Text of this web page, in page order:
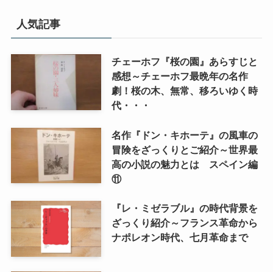
人気記事
チェーホフ『桜の園』あらすじと
感想～チェーホフ最晩年の名作
劇！桜の木、無常、移ろいゆく時
代・・・
名作『ドン・キホーテ』の風車の
冒険をざっくりとご紹介～世界最
高の小説の魅力とは スペイン編
⑪
『レ・ミゼラブル』の時代背景を
ざっくり紹介～フランス革命から
ナポレオン時代、七月革命まで